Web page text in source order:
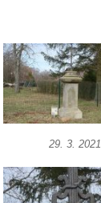
29. 3. 2021